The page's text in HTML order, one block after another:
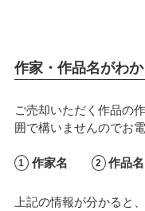
作家・作品名がわ
ご売却いただく作品の
囲で構いませんのでお
作家名 作品名
上記の情報が分かると